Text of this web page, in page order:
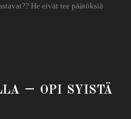
He eivät tee päätöksiä
– opi syistä